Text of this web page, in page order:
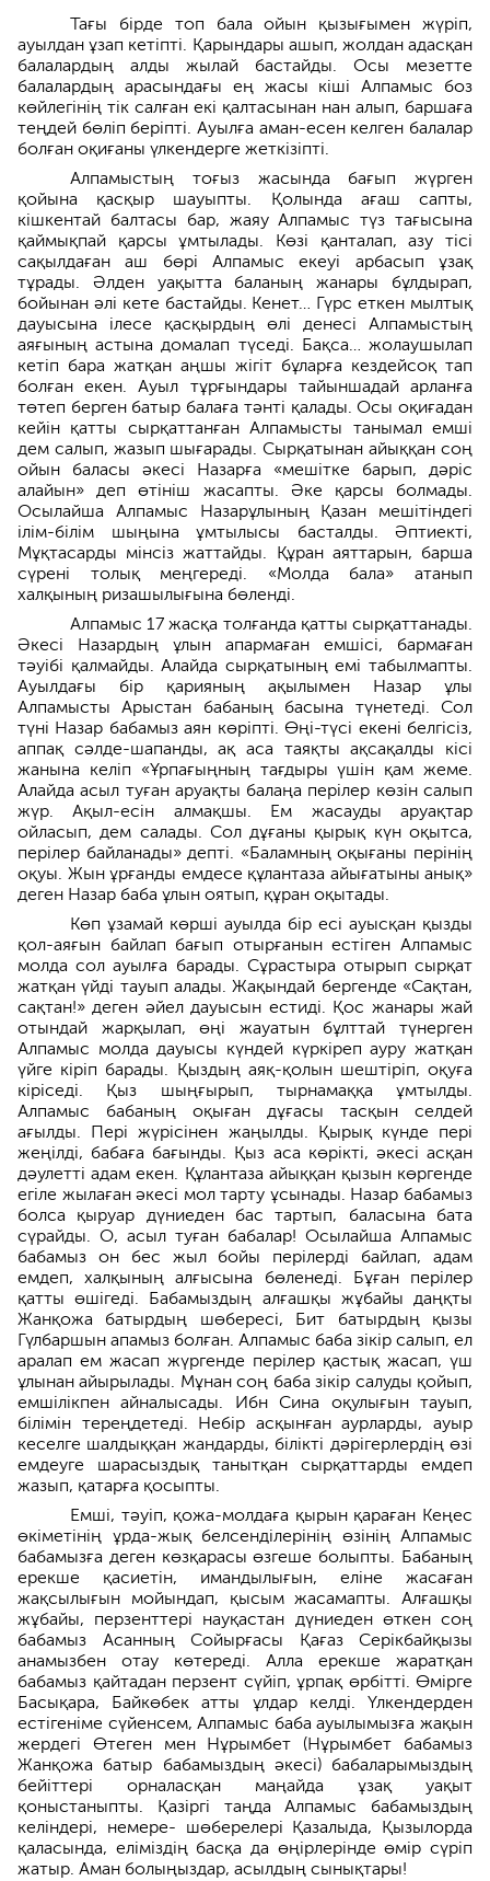
Тағы бірде топ бала ойын қызығымен жүріп,
ауылдан ұзап кетіпті. Қарындары ашып, жолдан адасқан
балалардың алды жылай бастайды. Осы мезетте
балалардың арасындағы ең жасы кіші Алпамыс боз
көйлегінің тік салған екі қалтасынан нан алып, баршаға
теңдей бөліп беріпті. Ауылға аман-есен келген балалар
болған оқиғаны үлкендерге жеткізіпті.
Алпамыстың тоғыз жасында бағып жүрген
қойына қасқыр шауыпты. Қолында ағаш сапты,
кішкентай балтасы бар, жаяу Алпамыс түз тағысына
қаймықпай қарсы ұмтылады. Көзі қанталап, азу тісі
сақылдаған аш бөрі Алпамыс екеуі арбасып ұзақ
тұрады. Әлден уақытта баланың жанары бұлдырап,
бойынан әлі кете бастайды. Кенет… Гүрс еткен мылтық
дауысына ілесе қасқырдың өлі денесі Алпамыстың
аяғының астына домалап түседі. Бақса… жолаушылап
кетіп бара жатқан аңшы жігіт бұларға кездейсоқ тап
болған екен. Ауыл тұрғындары тайыншадай арланға
төтеп берген батыр балаға тәнті қалады. Осы оқиғадан
кейін қатты сырқаттанған Алпамысты танымал емші
дем салып, жазып шығарады. Сырқатынан айыққан соң
ойын баласы әкесі Назарға «мешітке барып, дәріс
алайын» деп өтініш жасапты. Әке қарсы болмады.
Осылайша Алпамыс Назарұлының Қазан мешітіндегі
ілім-білім шыңына ұмтылысы басталды. Әптиекті,
Мұқтасарды мінсіз жаттайды. Құран аяттарын, барша
сүрені толық меңгереді. «Молда бала» атанып
халқының ризашылығына бөленді.
Алпамыс 17 жасқа толғанда қатты сырқаттанады.
Әкесі Назардың ұлын апармаған емшісі, бармаған
тәуібі қалмайды. Алайда сырқатының емі табылмапты.
Ауылдағы бір қарияның ақылымен Назар ұлы
Алпамысты Арыстан бабаның басына түнетеді. Сол
түні Назар бабамыз аян көріпті. Өңі-түсі екені белгісіз,
аппақ сәлде-шапанды, ақ аса таяқты ақсақалды кісі
жанына келіп «Ұрпағыңның тағдыры үшін қам жеме.
Алайда асыл туған аруақты балаңа перілер көзін салып
жүр. Ақыл-есін алмақшы. Ем жасауды аруақтар
ойласып, дем салады. Сол дұғаны қырық күн оқытса,
перілер байланады» депті. «Баламның оқығаны перінің
оқуы. Жын ұрғанды емдесе құлантаза айығатыны анық»
деген Назар баба ұлын оятып, құран оқытады.
Көп ұзамай көрші ауылда бір есі ауысқан қызды
қол-аяғын байлап бағып отырғанын естіген Алпамыс
молда сол ауылға барады. Сұрастыра отырып сырқат
жатқан үйді тауып алады. Жақындай бергенде «Сақтан,
сақтан!» деген әйел дауысын естиді. Қос жанары жай
отындай жарқылап, өңі жауатын бұлттай түнерген
Алпамыс молда дауысы күндей күркіреп ауру жатқан
үйге кіріп барады. Қыздың аяқ-қолын шештіріп, оқуға
кіріседі. Қыз шыңғырып, тырнамаққа ұмтылды.
Алпамыс бабаның оқыған дұғасы тасқын селдей
ағылды. Пері жүрісінен жаңылды. Қырық күнде пері
жеңілді, бабаға бағынды. Қыз аса көрікті, әкесі асқан
дәулетті адам екен. Құлантаза айыққан қызын көргенде
егіле жылаған әкесі мол тарту ұсынады. Назар бабамыз
болса қыруар дүниеден бас тартып, баласына бата
сүрайды. О, асыл туған бабалар! Осылайша Алпамыс
бабамыз он бес жыл бойы перілерді байлап, адам
емдеп, халқының алғысына бөленеді. Бұған перілер
қатты өшігеді. Бабамыздың алғашқы жұбайы даңқты
Жанқожа батырдың шөбересі, Бит батырдың қызы
Гүлбаршын апамыз болған. Алпамыс баба зікір салып, ел
аралап ем жасап жүргенде перілер қастық жасап, үш
ұлынан айырылады. Мұнан соң баба зікір салуды қойып,
емшілікпен айналысады. Ибн Сина оқулығын тауып,
білімін тереңдетеді. Небір асқынған аурларды, ауыр
кеселге шалдыққан жандарды, білікті дәрігерлердің өзі
емдеуге шарасыздық танытқан сырқаттарды емдеп
жазып, қатарға қосыпты.
Емші, тәуіп, қожа-молдаға қырын қараған Кеңес
өкіметінің ұрда-жық белсенділерінің өзінің Алпамыс
бабамызға деген көзқарасы өзгеше болыпты. Бабаның
ерекше қасиетін, имандылығын, еліне жасаған
жақсылығын мойындап, қысым жасамапты. Алғашқы
жұбайы, перзенттері науқастан дүниеден өткен соң
бабамыз Асанның Сойырғасы Қағаз Серікбайқызы
анамызбен отау көтереді. Алла ерекше жаратқан
бабамыз қайтадан перзент сүйіп, ұрпақ өрбітті. Өмірге
Басықара, Байкөбек атты ұлдар келді. Үлкендерден
естігеніме сүйенсем, Алпамыс баба ауылымызға жақын
жердегі Өтеген мен Нұрымбет (Нұрымбет бабамыз
Жанқожа батыр бабамыздың әкесі) бабаларымыздың
бейіттері орналасқан маңайда ұзақ уақыт
қоныстаныпты. Қазіргі таңда Алпамыс бабамыздың
келіндері, немере- шөберелері Қазалыда, Қызылорда
қаласында, еліміздің басқа да өңірлерінде өмір сүріп
жатыр. Аман болыңыздар, асылдың сынықтары!